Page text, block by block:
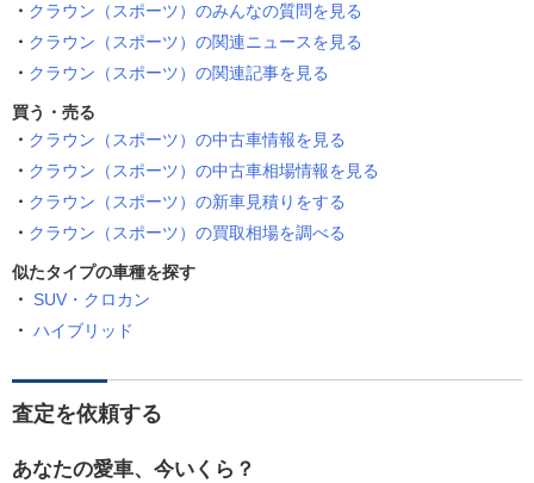
クラウン（スポーツ）のみんなの質問を見る
クラウン（スポーツ）の関連ニュースを見る
クラウン（スポーツ）の関連記事を見る
買う・売る
クラウン（スポーツ）の中古車情報を見る
クラウン（スポーツ）の中古車相場情報を見る
クラウン（スポーツ）の新車見積りをする
クラウン（スポーツ）の買取相場を調べる
似たタイプの車種を探す
SUV・クロカン
ハイブリッド
査定を依頼する
あなたの愛車、今いくら？